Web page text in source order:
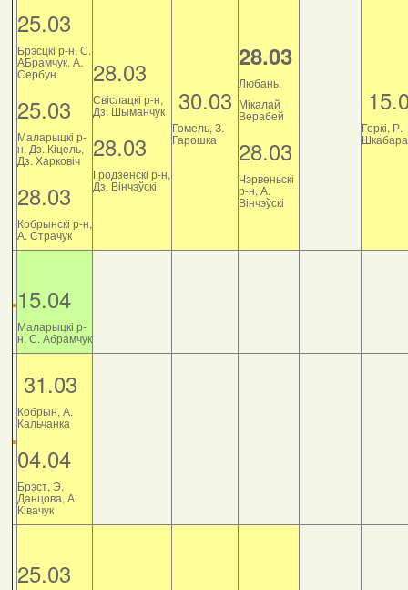
25.03
Брэсцкі р-н, С.
АБрамчук, А.
Сербун
25.03
Маларыцкі р-
н, Дз. Кіцель,
Дз. Харковіч
28.03
Кобрынскі р-н,
А. Страчук
28.03
Свіслацкі р-н,
Дз. Шыманчук
28.03
Гродзенскі р-н,
Дз. Вінчэўскі
30.03
Гомель, З.
Гарошка
28.03
Любань,
Мікалай
Верабей
28.03
Чэрвеньскі
р-н, А.
Вінчэўскі
Горкі, Р.
Шкабара
15.04
Маларыцкі р-
н, С. Абрамчук
31.03
Кобрын, А.
Кальчанка
04.04
Брэст, Э.
Данцова, А.
Ківачук
25.03